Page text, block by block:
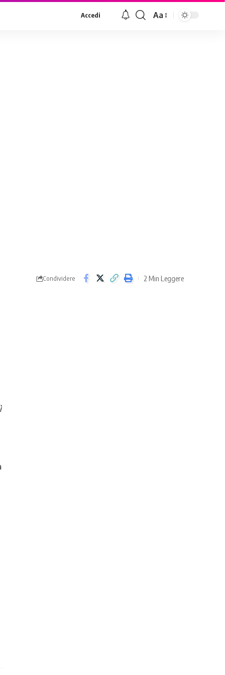
Accedi Aa
Condividere 2 Min Leggere